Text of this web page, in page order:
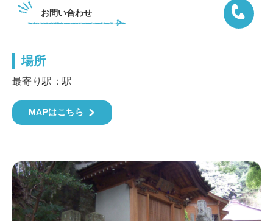
お問い合わせ
場所
最寄り駅：駅
MAPはこちら